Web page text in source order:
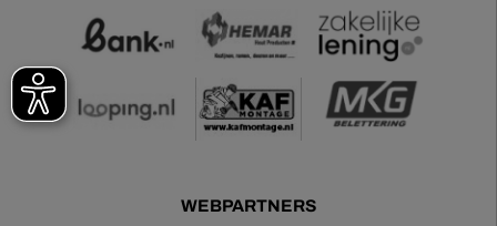
WEBPARTNERS